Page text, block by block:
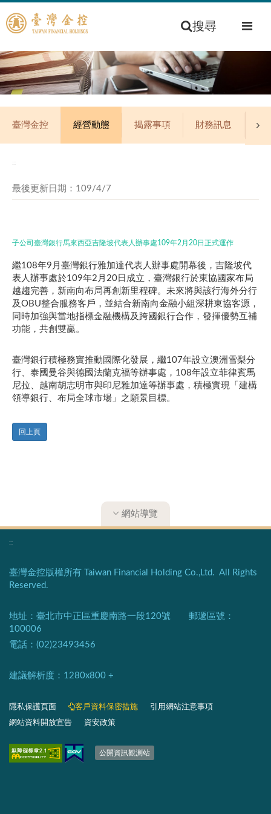
搜尋
臺灣金控 經營動態 揭露事項 財務訊息 公
最後更新日期：109/4/7
子公司臺灣銀行馬來西亞吉隆坡代表人辦事處109年2月20日正式運作
繼108年9月臺灣銀行雅加達代表人辦事處開幕後，吉隆坡代
表人辦事處於109年2月20日成立，臺灣銀行於東協國家布局
越趨完善，新南向布局再創新里程碑。未來將與該行海外分行
及OBU整合服務客戶，並結合新南向金融小組深耕東協客源，
同時加強與當地指標金融機構及跨國銀行合作，發揮優勢互補
功能，共創雙贏。
臺灣銀行積極務實推動國際化發展，繼107年設立澳洲雪梨分
行、泰國曼谷與德國法蘭克福等辦事處，108年設立菲律賓馬
尼拉、越南胡志明市與印尼雅加達等辦事處，積極實現「建構
領導銀行、布局全球市場」之願景目標。
回上頁
網站導覽
:::
臺灣金控版權所有 Taiwan Financial Holding Co.,Ltd. All Rights
Reserved.
地址：臺北市中正區重慶南路一段120號 郵遞區號：
100006
電話：(02)23493456
建議解析度：1280x800 +​
隱私保護頁面​ 客戶資料保密措施
引用網站注意事項
網站資料開放宣告
資安政策
公開資訊觀測站